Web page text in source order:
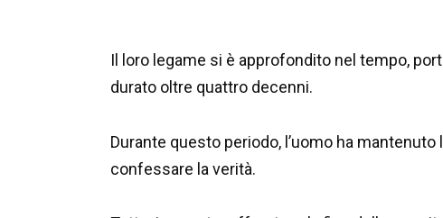
Il loro legame si è approfondito nel tempo,
durato oltre quattro decenni.
Durante questo periodo, l’uomo ha
confessare la verità.